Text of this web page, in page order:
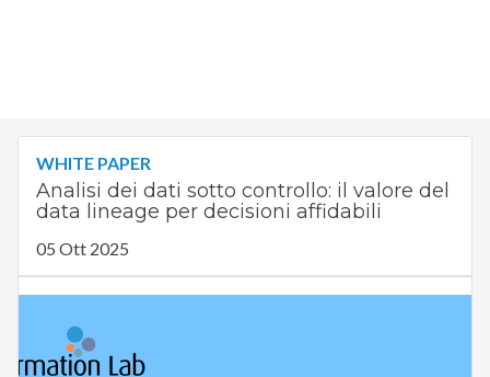
WHITE PAPER
Analisi dei dati sotto controllo: il valore del
data lineage per decisioni affidabili
05 Ott 2025